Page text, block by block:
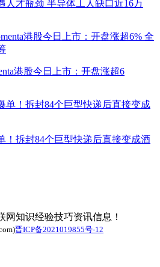
人才瓶颈 半导体工人缺口近16万
港股今日上市：开盘涨超6
！拆封84个巨型快递后直接变成酒
网知识经验技巧资讯信息！
晋ICP备2021019855号-12